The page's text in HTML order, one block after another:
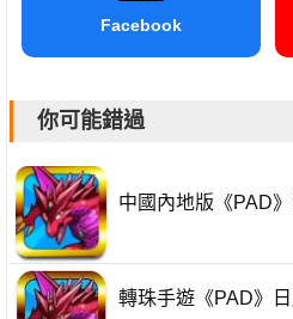
Facebook
你可能錯過
中國內地版《PAD
轉珠手遊《PAD》